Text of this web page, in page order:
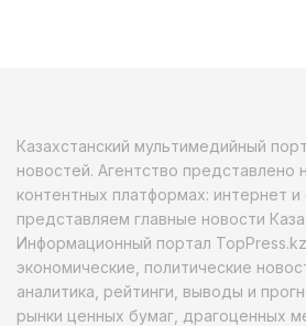
Казахстанский мультимедийный
новостей. Агентство представлено
контентных платформах: интернет
представляем главные новости
Информационный портал
экономические, политические
аналитика, рейтинги, выводы и
рынки ценных бумаг, драгоценных